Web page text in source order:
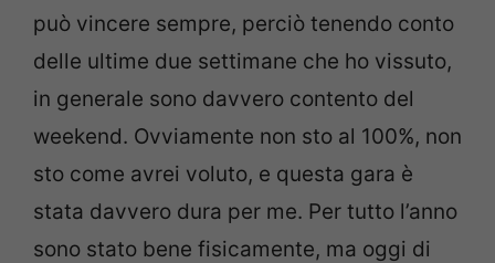
può vincere sempre, perciò tenendo conto
delle ultime due settimane che ho vissuto,
in generale sono davvero contento del
weekend. Ovviamente non sto al 100%, non
sto come avrei voluto, e questa gara è
stata davvero dura per me. Per tutto l’anno
sono stato bene fisicamente, ma oggi di